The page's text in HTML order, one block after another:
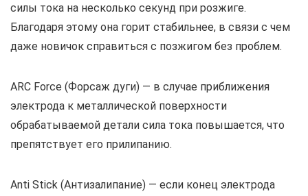
силы тока на несколько секунд при розжиге.
Благодаря этому она горит стабильнее, в связи с чем
даже новичок справиться с позжигом без проблем.
ARC Force (Форсаж дуги) — в случае приближения
электрода к металлической поверхности
обрабатываемой детали сила тока повышается, что
препятствует его прилипанию.
Anti Stick (Антизалипание) — если конец электрода